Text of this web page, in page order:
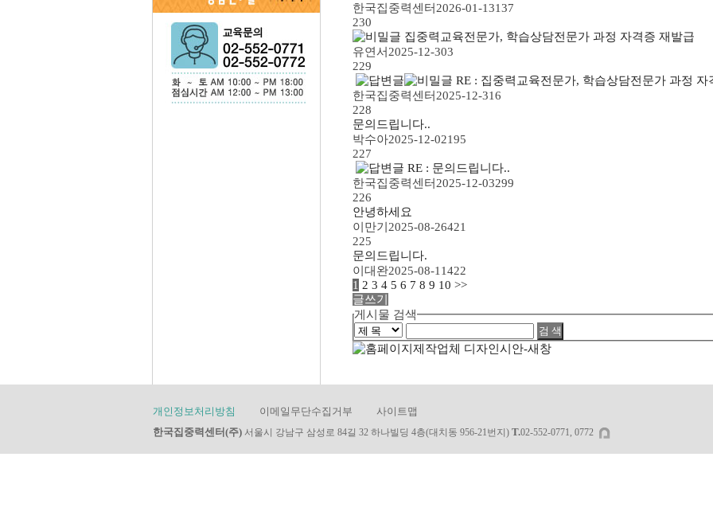
한국집중력센터 2026-01-13137
230
집중력교육전문가, 학습상담전문가 과정 자격증 재발급
유연서 2025-12-303
229
RE : 집중력교육전문가, 학습상담전문가 과정 자
한국집중력센터 2025-12-316
228
문의드립니다..
박수아2025-12-02195
227
RE : 문의드립니다..
한국집중력센터 2025-12-03299
226
안녕하세요
이만기 2025-08-26421
225
문의드립니다.
이대완2025-08-11422
1 2 3 4 5 6 7 8 9 10 >>
글쓰기
게시물 검색
개인정보처리방침 이메일무단수집거부
사이트맵
한국집중력센터(주) 서울시 강남구 삼성로 84길 32 하나빌딩 4층(대치동 956-21번지) T.02-552-0771, 0772